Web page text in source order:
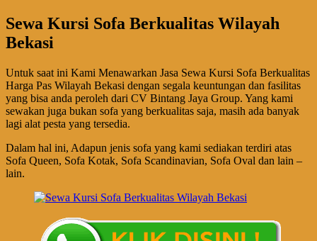
Sewa Kursi Sofa Berkualitas Wilayah
Bekasi
Untuk saat ini Kami Menawarkan Jasa Sewa Kursi Sofa Berkualitas
Harga Pas Wilayah Bekasi dengan segala keuntungan dan fasilitas
yang bisa anda peroleh dari CV Bintang Jaya Group. Yang kami
sewakan juga bukan sofa yang berkualitas saja, masih ada banyak
lagi alat pesta yang tersedia.
Dalam hal ini, Adapun jenis sofa yang kami sediakan terdiri atas
Sofa Queen, Sofa Kotak, Sofa Scandinavian, Sofa Oval dan lain –
lain.